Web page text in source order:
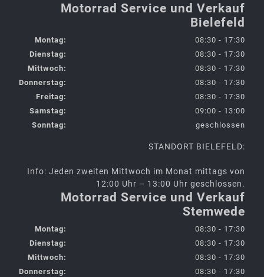
Motorrad Service und Verkauf
Bielefeld
Montag:
08:30 - 17:30
Dienstag:
08:30 - 17:30
Mittwoch:
08:30 - 17:30
Donnerstag:
08:30 - 17:30
Freitag:
08:30 - 17:30
Samstag:
09:00 - 13:00
Sonntag:
geschlossen
STANDORT BIELEFELD:
Info: Jeden zweiten Mittwoch im Monat mittags von
12:00 Uhr – 13:00 Uhr geschlossen.
Motorrad Service und Verkauf
Stemwede
Montag:
08:30 - 17:30
Dienstag:
08:30 - 17:30
Mittwoch:
08:30 - 17:30
Donnerstag:
08:30 - 17:30